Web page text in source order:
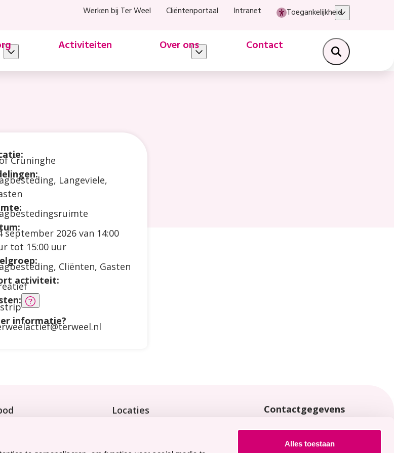
Alles toestaan
Werken bij Ter Weel Cliëntenportaal Intranet Toegankelijkheid
Activiteiten Over ons Contact
Cruninghe
Langeviele,
september 2026 van 14:00
tot 15:00 uur
, Cliënten, Gasten
activiteit:
Meer
informatie
over
informatie?
Locaties Contactgegevens
4462 AV Goes